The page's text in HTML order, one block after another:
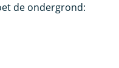
de ondergrond: